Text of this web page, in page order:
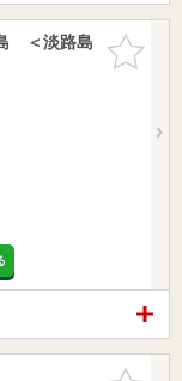
お気に入
りに追加
＜淡路島
お気に入